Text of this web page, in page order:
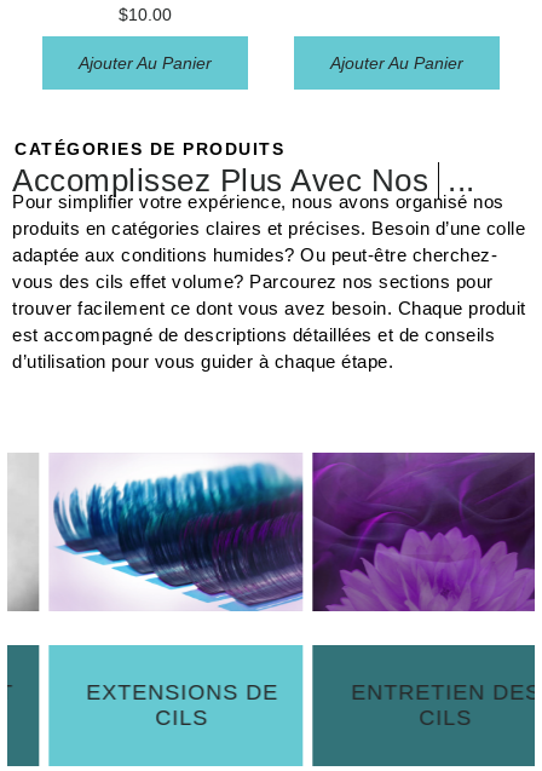
$10.00
Ajouter Au Panier Ajouter Au Panier
CATÉGORIES DE PRODUITS
Accomplissez Plus Avec Nos
Pour simplifier votre expérience, nous avons organisé nos
produits en catégories claires et précises. Besoin d’une colle
adaptée aux conditions humides? Ou peut-être cherchez-
vous des cils effet volume? Parcourez nos sections pour
trouver facilement ce dont vous avez besoin. Chaque produit
est accompagné de descriptions détaillées et de conseils
d’utilisation pour vous guider à chaque étape.
EXTENSIONS DE
CILS
ENTRETIEN DES
CILS